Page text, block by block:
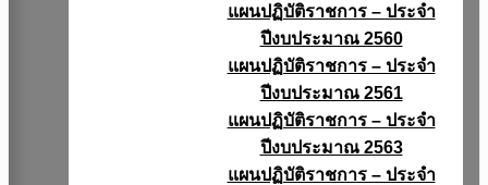
แผนปฏิบัติราชการ – ประจำ
ปีงบประมาณ 2560
แผนปฏิบัติราชการ – ประจำ
ปีงบประมาณ 2561
แผนปฏิบัติราชการ – ประจำ
ปีงบประมาณ 2563
แผนปฏิบัติราชการ – ประจำ